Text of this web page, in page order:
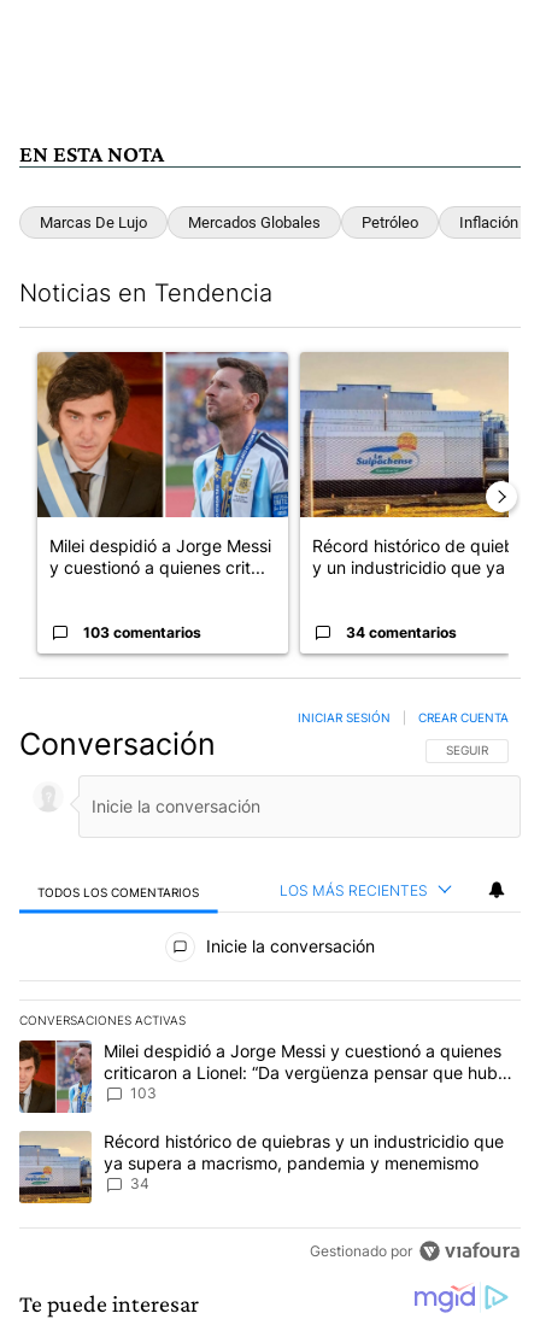
EN ESTA NOTA
Marcas De Lujo Mercados Globales Petróleo Inflación
Noticias en Tendencia
Un artículo de tendencia con el título "Milei despidió a Jorge
Milei despidió a Jorge Messi
y cuestionó a quienes crit...
103 comentarios
Récord histórico de quiebras
y un industricidio que ya ...
34 comentarios
Conversación SIGA ESTA
SEGUIR
INICIAR SESIÓN CREAR CUENTA
TODOS LOS COMENTARIOS LOS MÁS RECIENTES
Todos los comentarios
Inicie la conversación
CONVERSACIONES ACTIVAS
Este listado muestra los artículos con más comentarios en los
Un artículo de tendencia con el título "Milei despidió a Jorge
Milei despidió a Jorge Messi y cuestionó a quienes
criticaron a Lionel: “Da vergüenza pensar que hubo
anti-Messi”
103
Un artículo de tendencia con el título "Récord histórico de
Récord histórico de quiebras y un industricidio que
ya supera a macrismo, pandemia y menemismo
34
Gestionado por